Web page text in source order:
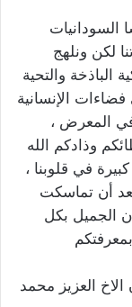
السودانيات
لكن ونلهج
والتحية
فضاءات الإنسانية
المعرض ،
وذادكم الله
في قلوبنا ،
بعد أن تماسكت
الجميل بكل
العزيز محمد